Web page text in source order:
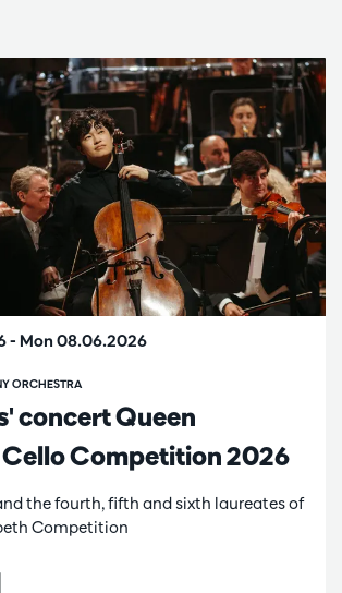
concert Queen
Competition 2026
the fourth, fifth and sixth laureates of
Competition
ORCHESTRA
- Mon 08.06.2026